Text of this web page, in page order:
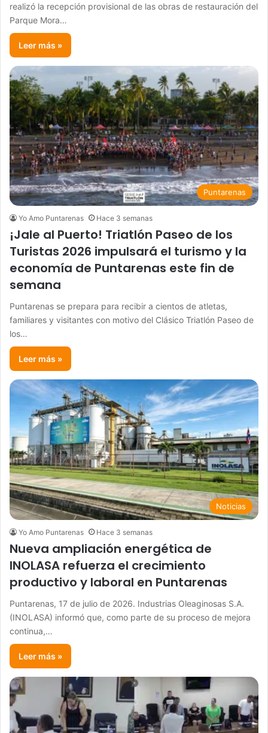
realizó la recepción provisional de las obras de restauración del
Parque Mora…
Leer más »
Puntarenas
Yo Amo Puntarenas Hace 3 semanas
¡Jale al Puerto! Triatlón Paseo de los
Turistas 2026 impulsará el turismo y la
economía de Puntarenas este fin de
semana
Puntarenas se prepara para recibir a cientos de atletas,
familiares y visitantes con motivo del Clásico Triatlón Paseo de
los…
Leer más »
Noticias
Yo Amo Puntarenas Hace 3 semanas
Nueva ampliación energética de
INOLASA refuerza el crecimiento
productivo y laboral en Puntarenas
Puntarenas, 17 de julio de 2026. Industrias Oleaginosas S.A.
(INOLASA) informó que, como parte de su proceso de mejora
continua,…
Leer más »